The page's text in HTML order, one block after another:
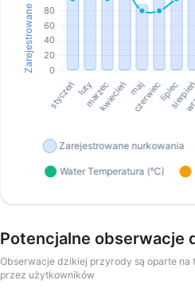
Potencjalne obserwacje
Obserwacje dzikiej przyrody są oparte na
przez użytkowników